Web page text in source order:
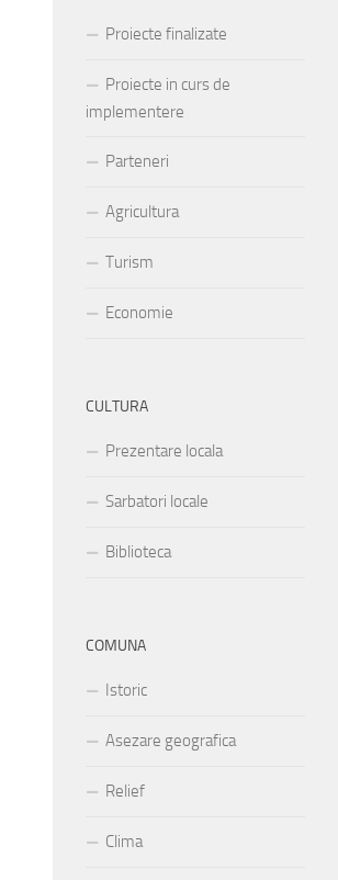
Proiecte finalizate
Proiecte in curs de
implementere
Parteneri
Agricultura
Turism
Economie
CULTURA
Prezentare locala
Sarbatori locale
Biblioteca
COMUNA
Istoric
Asezare geografica
Relief
Clima